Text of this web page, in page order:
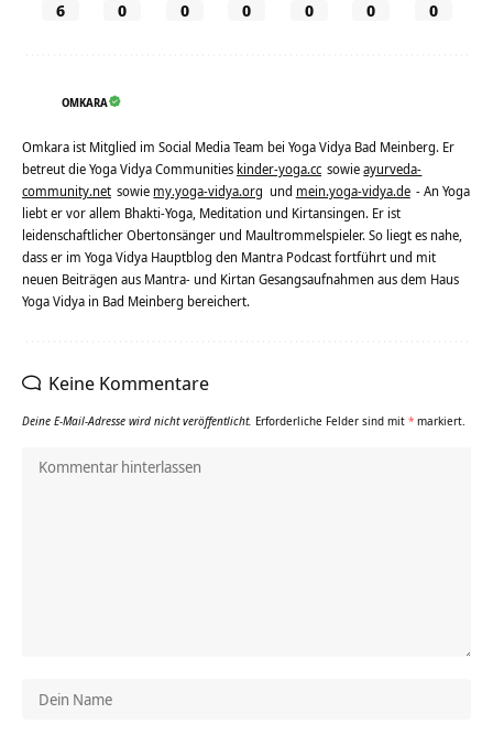
6 0 0 0 0 0 0
OMKARA
Omkara ist Mitglied im Social Media Team bei Yoga Vidya Bad Meinberg. Er
betreut die Yoga Vidya Communities kinder-yoga.cc sowieayurveda-
community.net sowie my.yoga-vidya.org und mein.yoga-vidya.de - An Yoga
liebt er vor allem Bhakti-Yoga, Meditation und Kirtansingen. Er ist
leidenschaftlicher Obertonsänger und Maultrommelspieler. So liegt es nahe,
dass er im Yoga Vidya Hauptblog den Mantra Podcast fortführt und mit
neuen Beiträgen aus Mantra- und Kirtan Gesangsaufnahmen aus dem Haus
Yoga Vidya in Bad Meinberg bereichert.
Keine Kommentare
Deine E-Mail-Adresse wird nicht veröffentlicht. Erforderliche Felder sind mit * markiert.